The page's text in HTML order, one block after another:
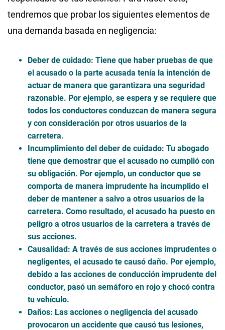
tendremos que probar los siguientes elementos de
una demanda basada en negligencia:
Deber de cuidado: Tiene que haber pruebas de que
el acusado o la parte acusada tenía la intención de
actuar de manera que garantizara una seguridad
razonable. Por ejemplo, se espera y se requiere que
todos los conductores conduzcan de manera segura
y con consideración por otros usuarios de la
carretera.
Incumplimiento del deber de cuidado: Tu abogado
tiene que demostrar que el acusado no cumplió con
su obligación. Por ejemplo, un conductor que se
comporta de manera imprudente ha incumplido el
deber de mantener a salvo a otros usuarios de la
carretera. Como resultado, el acusado ha puesto en
peligro a otros usuarios de la carretera a través de
sus acciones.
Causalidad: A través de sus acciones imprudentes o
negligentes, el acusado te causó daño. Por ejemplo,
debido a las acciones de conducción imprudente del
conductor, pasó un semáforo en rojo y chocó contra
tu vehículo.
Daños: Las acciones o negligencia del acusado
provocaron un accidente que causó tus lesiones,